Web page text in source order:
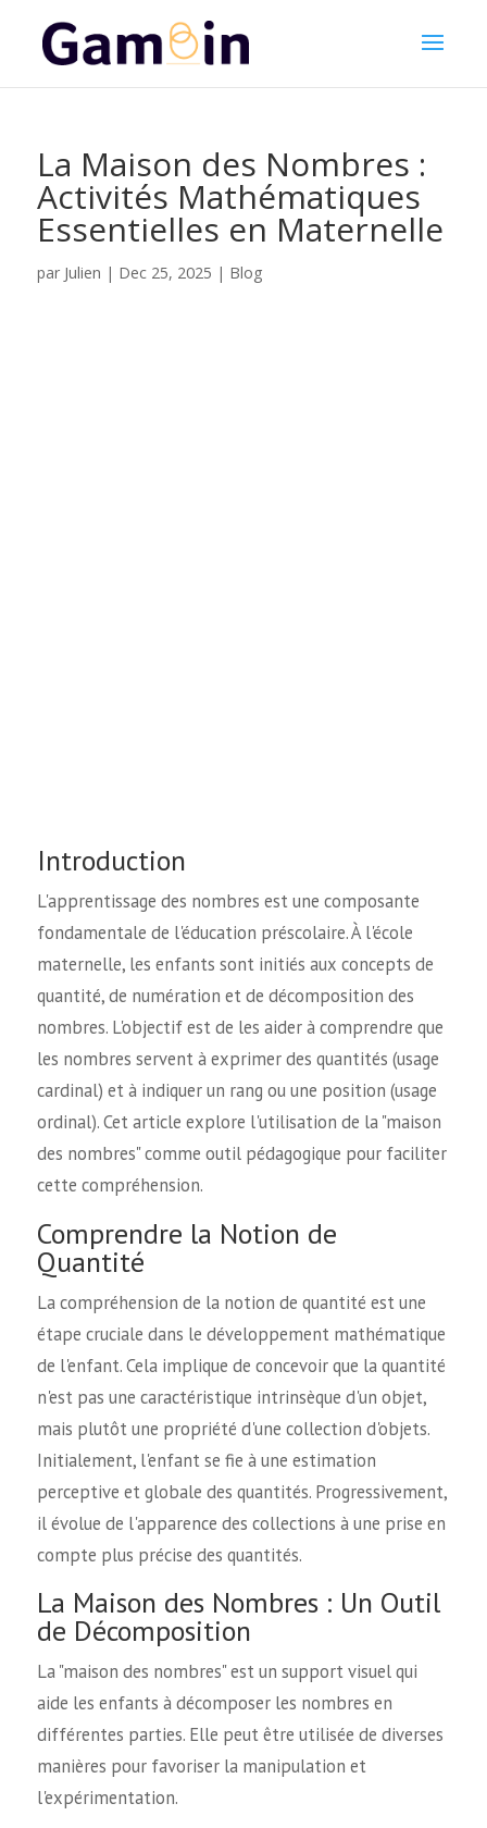
La Maison des Nombres :
Activités Mathématiques
Essentielles en Maternelle
par Julien | Dec 25, 2025 | Blog
Introduction
L'apprentissage des nombres est une composante
fondamentale de l'éducation préscolaire. À l'école
maternelle, les enfants sont initiés aux concepts de
quantité, de numération et de décomposition des
nombres. L'objectif est de les aider à comprendre que
les nombres servent à exprimer des quantités (usage
cardinal) et à indiquer un rang ou une position (usage
ordinal). Cet article explore l'utilisation de la "maison
des nombres" comme outil pédagogique pour faciliter
cette compréhension.
Comprendre la Notion de
Quantité
La compréhension de la notion de quantité est une
étape cruciale dans le développement mathématique
de l'enfant. Cela implique de concevoir que la quantité
n'est pas une caractéristique intrinsèque d'un objet,
mais plutôt une propriété d'une collection d'objets.
Initialement, l'enfant se fie à une estimation
perceptive et globale des quantités. Progressivement,
il évolue de l'apparence des collections à une prise en
compte plus précise des quantités.
La Maison des Nombres : Un Outil
de Décomposition
La "maison des nombres" est un support visuel qui
aide les enfants à décomposer les nombres en
différentes parties. Elle peut être utilisée de diverses
manières pour favoriser la manipulation et
l'expérimentation.